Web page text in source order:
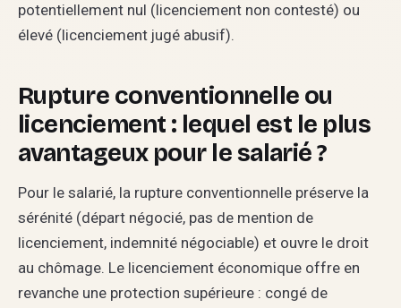
potentiellement nul (licenciement non contesté) ou
élevé (licenciement jugé abusif).
Rupture conventionnelle ou
licenciement : lequel est le plus
avantageux pour le salarié ?
Pour le salarié, la rupture conventionnelle préserve la
sérénité (départ négocié, pas de mention de
licenciement, indemnité négociable) et ouvre le droit
au chômage. Le licenciement économique offre en
revanche une protection supérieure : congé de